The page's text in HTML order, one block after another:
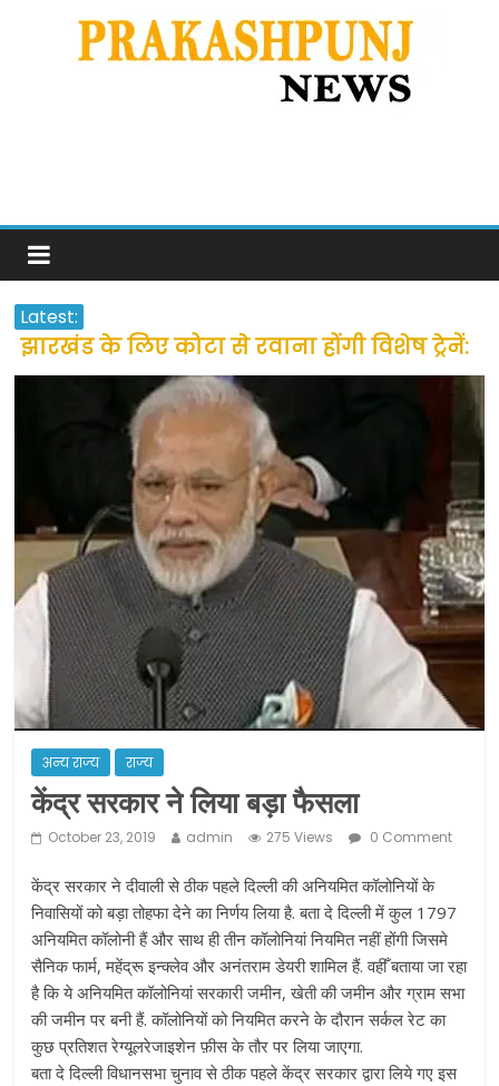
Latest:
झारखंड के लिए कोटा से रवाना होंगी विशेष ट्रेनें:
सीएम हेमंत सोरेन
उत्तराखंड के अन्य राज्यों में फंसे लोगों की जल्द
होगी घर वापसी
प्रवासियों व मजदूरों को दी गई छूट के बाद लोगो
ने कराया पंजीयन: राजस्थान सरकार
शराब और पान की दुकानों को ग्रीन जोन में
खोलने की मिली इजाजत: गृह मंत्रालय
दो हफ्ते के लिए बढ़ाया लॉकडाउन: गृह मंत्रालय
अन्य राज्य राज्य
केंद्र सरकार ने लिया बड़ा फैसला
October 23, 2019 admin 275 Views 0 Comment
केंद्र सरकार ने दीवाली से ठीक पहले दिल्ली की अनियमित कॉलोनियों के
निवासियों को बड़ा तोहफा देने का निर्णय लिया है. बता दे दिल्ली में कुल 1797
अनियमित कॉलोनी हैं और साथ ही तीन कॉलोनियां नियमित नहीं होंगी जिसमे
सैनिक फार्म, महेंद्रू इन्क्लेव और अनंतराम डेयरी शामिल हैं. वहीँ बताया जा रहा
है कि ये अनियमित कॉलोनियां सरकारी जमीन, खेती की जमीन और ग्राम सभा
की जमीन पर बनी हैं. कॉलोनियों को नियमित करने के दौरान सर्कल रेट का
कुछ प्रतिशत रेग्यूलरेजाइशेन फ़ीस के तौर पर लिया जाएगा.
बता दे दिल्ली विधानसभा चुनाव से ठीक पहले केंद्र सरकार द्वारा लिये गए इस